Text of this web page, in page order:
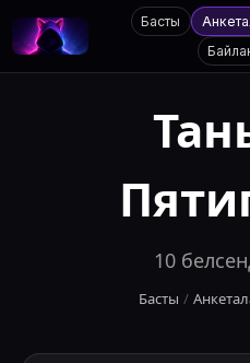
Басты
10
Басты /